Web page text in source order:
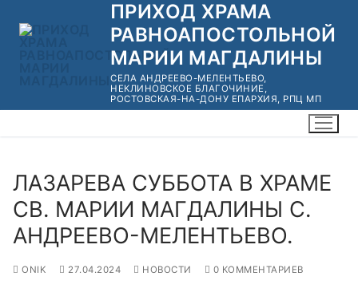
ПРИХОД ХРАМА
РАВНОАПОСТОЛЬНОЙ
МАРИИ МАГДАЛИНЫ
СЕЛА АНДРЕЕВО-МЕЛЕНТЬЕВО,
НЕКЛИНОВСКОЕ БЛАГОЧИНИЕ,
РОСТОВСКАЯ-НА-ДОНУ ЕПАРХИЯ, РПЦ МП
ЛАЗАРЕВА СУББОТА В ХРАМЕ
СВ. МАРИИ МАГДАЛИНЫ С.
АНДРЕЕВО-МЕЛЕНТЬЕВО.
ONIK 27.04.2024 НОВОСТИ 0 КОММЕНТАРИЕВ